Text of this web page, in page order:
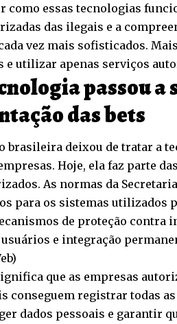
como essas tecnologias
das ilegais e a
vez mais sofisticados.
e utilizar apenas serviços
passou
das bets
brasileira deixou de tratar a
Hoje, ela faz parte
As normas da
para os sistemas utilizados
de proteção contra
e integração
)
que as empresas
conseguem registrar todas
dados pessoais e garantir